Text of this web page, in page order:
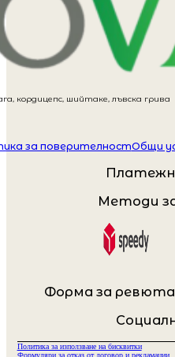
кордицепс, шийтаке, лъвска грива
за поверителностОбщи
Методи
Форма за
Политика за използване на бисквитки
Формуляри за отказ от договор и рекламации